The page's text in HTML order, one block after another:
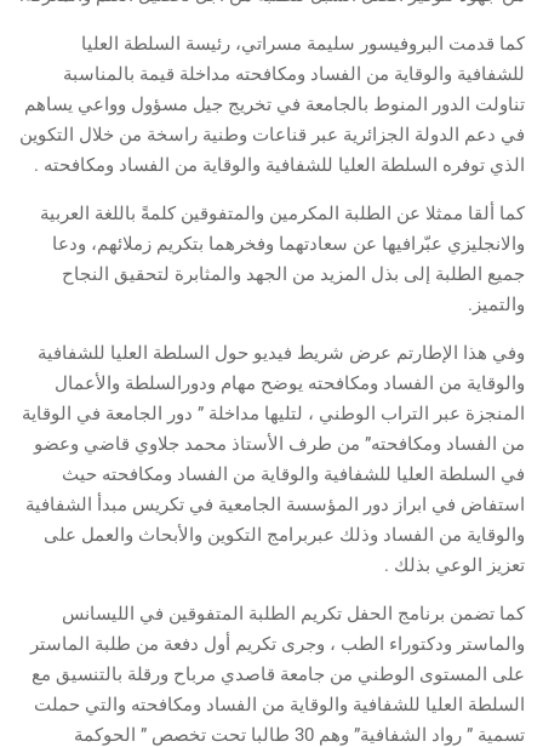
كما قدمت البروفيسور سليمة مسراتي، رئيسة السلطة العليا
للشفافية والوقاية من الفساد ومكافحته مداخلة قيمة بالمناسبة
تناولت الدور المنوط بالجامعة في تخريج جيل مسؤول وواعي يساهم
في دعم الدولة الجزائرية عبر قناعات وطنية راسخة من خلال التكوين
الذي توفره السلطة العليا للشفافية والوقاية من الفساد ومكافحته .
كما ألقا ممثلا عن الطلبة المكرمين والمتفوقين كلمةً باللغة العربية
والانجليزي عبّرافيها عن سعادتهما وفخرهما بتكريم زملائهم، ودعا
جميع الطلبة إلى بذل المزيد من الجهد والمثابرة لتحقيق النجاح
والتميز.
وفي هذا الإطارتم عرض شريط فيديو حول السلطة العليا للشفافية
والوقاية من الفساد ومكافحته يوضح مهام ودورالسلطة والأعمال
المنجزة عبر التراب الوطني ، لتليها مداخلة ” دور الجامعة في الوقاية
من الفساد ومكافحته” من طرف الأستاذ محمد جلاوي قاضي وعضو
في السلطة العليا للشفافية والوقاية من الفساد ومكافحته حيث
استفاض في ابراز دور المؤسسة الجامعية في تكريس مبدأ الشفافية
والوقاية من الفساد وذلك عبربرامج التكوين والأبحاث والعمل على
تعزيز الوعي بذلك .
كما تضمن برنامج الحفل تكريم الطلبة المتفوقين في الليسانس
والماستر ودكتوراء الطب ، وجرى تكريم أول دفعة من طلبة الماستر
على المستوى الوطني من جامعة قاصدي مرباح ورقلة بالتنسيق مع
السلطة العليا للشفافية والوقاية من الفساد ومكافحته والتي حملت
تسمية ” رواد الشفافية” وهم 30 طالبا تحت تخصص ” الحوكمة